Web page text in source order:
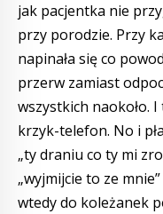
jak pacjentka nie
przy porodzie. Przy
napinała się co
przerw zamiast
wszystkich naokoło.
krzyk-telefon. No i
„ty draniu co ty mi
„wyjmijcie to ze
wtedy do koleżanek